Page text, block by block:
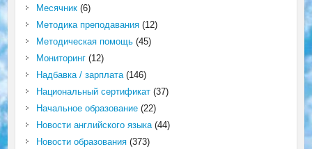
Месячник(6)
Методика преподавания(12)
Методическая помощь(45)
Мониторинг(12)
Надбавка / зарплата(146)
Национальный сертификат(37)
Начальное образование(22)
Новости английского языка(44)
Новости образования(373)